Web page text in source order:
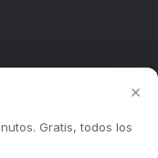
×
Gratis, todos los